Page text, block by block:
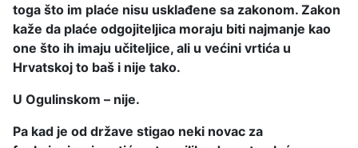
toga što im plaće nisu usklađene sa zakonom. Zakon
kaže da plaće odgojiteljica moraju biti najmanje kao
one što ih imaju učiteljice, ali u većini vrtića u
Hrvatskoj to baš i nije tako.
U Ogulinskom – nije.
Pa kad je od države stigao neki novac za